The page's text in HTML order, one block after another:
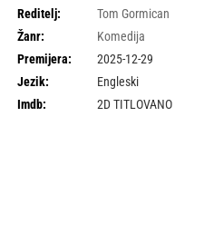
Reditelj:
Tom Gormican
Žanr:
Komedija
Premijera:
2025-12-29
Jezik:
Engleski
Imdb:
2D TITLOVANO